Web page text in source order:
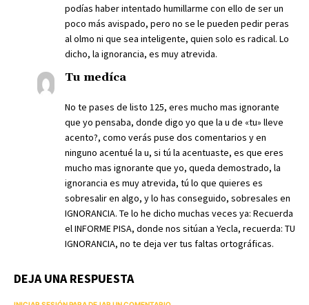
podías haber intentado humillarme con ello de ser un
poco más avispado, pero no se le pueden pedir peras
al olmo ni que sea inteligente, quien solo es radical. Lo
dicho, la ignorancia, es muy atrevida.
Tu medíca
No te pases de listo 125, eres mucho mas ignorante
que yo pensaba, donde digo yo que la u de «tu» lleve
acento?, como verás puse dos comentarios y en
ninguno acentué la u, si tú la acentuaste, es que eres
mucho mas ignorante que yo, queda demostrado, la
ignorancia es muy atrevida, tú lo que quieres es
sobresalir en algo, y lo has conseguido, sobresales en
IGNORANCIA. Te lo he dicho muchas veces ya: Recuerda
el INFORME PISA, donde nos sitúan a Yecla, recuerda: TU
IGNORANCIA, no te deja ver tus faltas ortográficas.
DEJA UNA RESPUESTA